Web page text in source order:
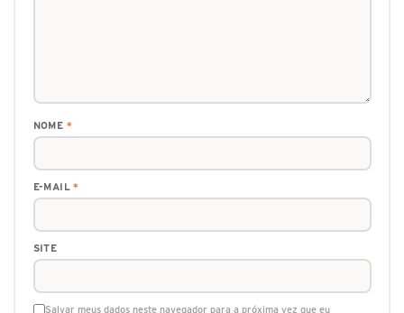
NOME *
E-MAIL*
SITE
Salvar meus dados neste navegador para a próxima vez que eu